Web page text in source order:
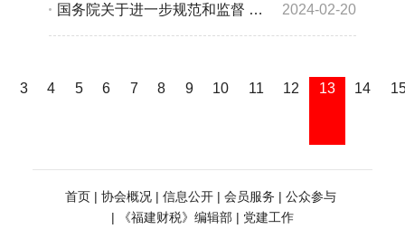
国务院关于进一步规范和监督 罚款设定与实施的指导意见
2024-02-20
3 4 5 6 7 8 9 10 11 12 13 14
首页 | 协会概况 | 信息公开 | 会员服务 | 公众参与
|
《福建财税》编辑部 | 党建工作